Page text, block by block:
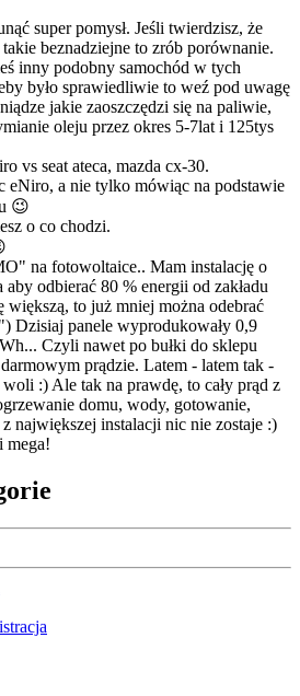
super pomysł. Jeśli twierdzisz, że
beznadziejne to zrób porównanie.
inny podobny samochód w tych
było sprawiedliwie to weź pod uwagę
jakie zaoszczędzi się na paliwie,
oleju przez okres 5-7lat i 125tys
vs seat ateca, mazda cx-30.
eNiro, a nie tylko mówiąc na podstawie
😉
o co chodzi.
na fotowoltaice.. Mam instalację o
odbierać 80 % energii od zakładu
większą, to już mniej można odebrać
Dzisiaj panele wyprodukowały 0,9
Czyli nawet po bułki do sklepu
prądzie. Latem - latem tak -
:) Ale tak na prawdę, to cały prąd z
domu, wody, gotowanie,
największej instalacji nic nie zostaje :)
mega!